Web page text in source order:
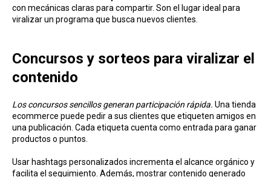
con mecánicas claras para compartir. Son el lugar ideal para
viralizar un programa que busca nuevos clientes.
Concursos y sorteos para viralizar el
contenido
Los concursos sencillos generan participación rápida. Una tienda
ecommerce puede pedir a sus clientes que etiqueten amigos en
una publicación. Cada etiqueta cuenta como entrada para ganar
productos o puntos.
Usar hashtags personalizados incrementa el alcance orgánico y
facilita el seguimiento. Además, mostrar contenido generado